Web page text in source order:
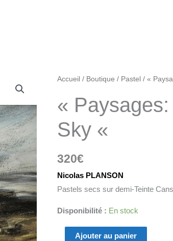
Accueil / Boutique / Pastel / «
«
Sky «
320€
Nicolas PLANSON
Pastels secs sur demi-Teinte
Disponibilité : En stock
quantité
"Paysages:
Earth
and
"
Ajouter au panier